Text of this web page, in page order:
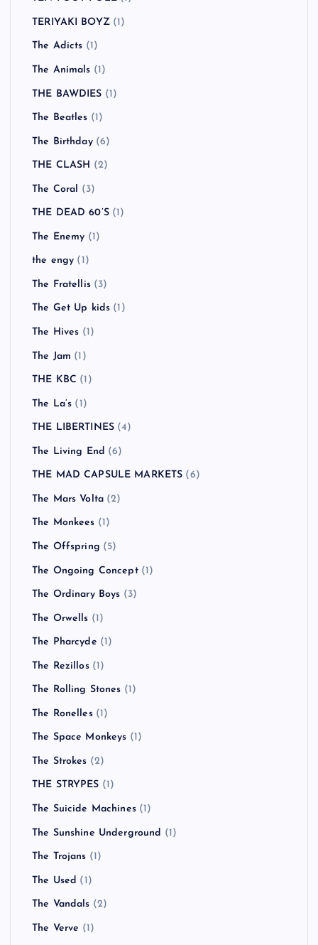
TERIYAKI BOYZ(1)
The Adicts (1)
The Animals (1)
THE BAWDIES (1)
The Beatles (1)
The Birthday(6)
THE CLASH (2)
The Coral (3)
THE DEAD 60’S(1)
The Enemy (1)
the engy (1)
The Fratellis(3)
The Get Up kids (1)
The Hives (1)
The Jam (1)
THE KBC (1)
The La’s (1)
THE LIBERTINES (4)
The Living End (6)
THE MAD CAPSULE MARKETS (6)
The Mars Volta (2)
The Monkees (1)
The Offspring (5)
The Ongoing Concept(1)
The Ordinary Boys (3)
The Orwells (1)
The Pharcyde (1)
The Rezillos(1)
The Rolling Stones (1)
The Ronelles(1)
The Space Monkeys (1)
The Strokes (2)
THE STRYPES (1)
The Suicide Machines(1)
The Sunshine Underground (1)
The Trojans (1)
The Used (1)
The Vandals (2)
The Verve (1)